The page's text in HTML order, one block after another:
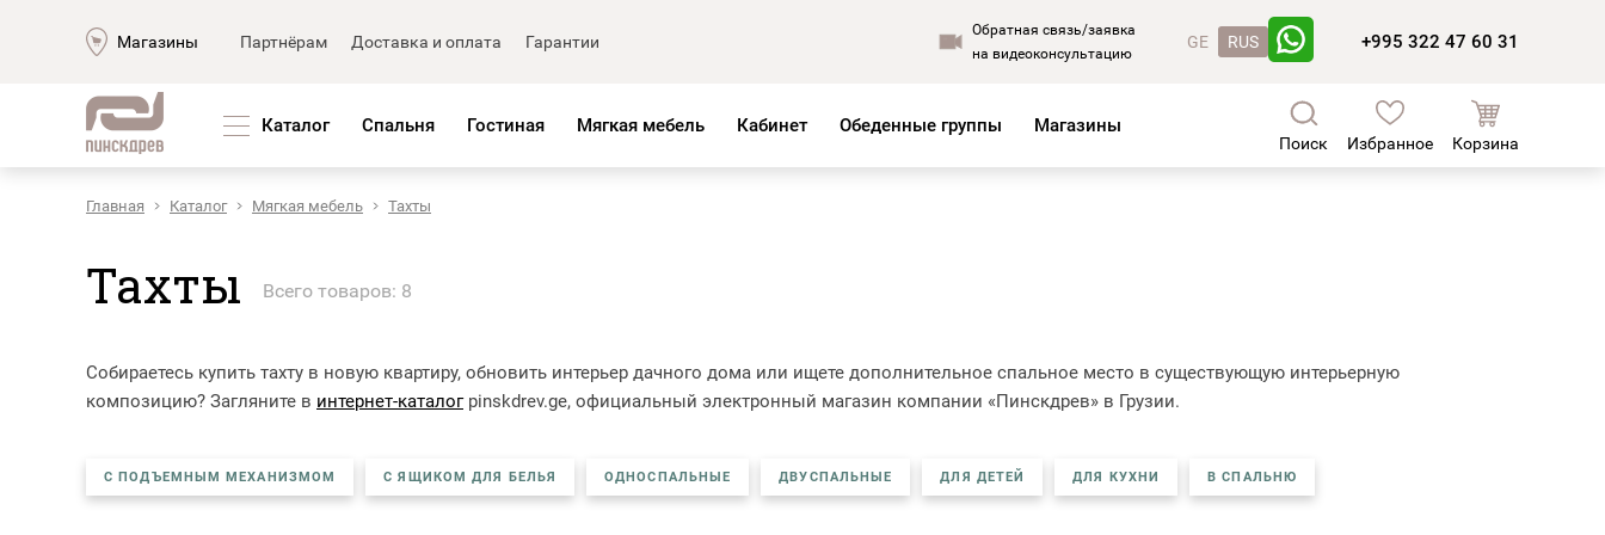
Магазины Партнёрам Доставка и оплата Гарантии
Обратная связь/заявка
на видеоконсультацию
GE RUS +995 322 47 60 31
Каталог
Мягкая мебель
Диваны
Кожаные диваны
Угловые диваны
Тахты
Мебель для кабинета
Обеденные группы
Шкафы
Мягкие кровати
Новинки
Спальня Гостиная Мягкая мебель Кабинет Обеденные группы Магазины
Поиск Избранное Корзина
Главная Каталог Мягкая мебель Тахты
Тахты Всего товаров: 8
Собираетесь купить тахту в новую квартиру, обновить интерьер дачного дома или ищете дополнительное спальное место в существующую интерьерную
композицию? Загляните в интернет-каталогpinskdrev.ge, официальный электронный магазин компании «Пинскдрев» в Грузии.
С ПОДЪЕМНЫМ МЕХАНИЗМОМ С ЯЩИКОМ ДЛЯ БЕЛЬЯ ОДНОСПАЛЬНЫЕ ДВУСПАЛЬНЫЕ ДЛЯ ДЕТЕЙ ДЛЯ КУХНИ В СПАЛЬНЮ